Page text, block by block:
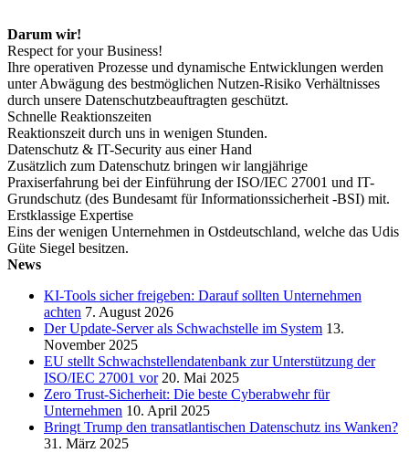
Darum wir!
Respect for your Business!
Ihre operativen Prozesse und dynamische Entwicklungen werden
unter Abwägung des bestmöglichen Nutzen-Risiko Verhältnisses
durch unsere Datenschutzbeauftragten geschützt.
Schnelle Reaktionszeiten
Reaktionszeit durch uns in wenigen Stunden.
Datenschutz & IT-Security aus einer Hand
Zusätzlich zum Datenschutz bringen wir langjährige
Praxiserfahrung bei der Einführung der ISO/IEC 27001 und IT-
Grundschutz (des Bundesamt für Informationssicherheit -BSI) mit.
Erstklassige Expertise
Eins der wenigen Unternehmen in Ostdeutschland, welche das Udis
Güte Siegel besitzen.
News
KI-Tools sicher freigeben: Darauf sollten Unternehmen
achten 7. August 2026
Der Update-Server als Schwachstelle im System 13.
November 2025
EU stellt Schwachstellendatenbank zur Unterstützung der
ISO/IEC 27001 vor 20. Mai 2025
Zero Trust-Sicherheit: Die beste Cyberabwehr für
Unternehmen 10. April 2025
Bringt Trump den transatlantischen Datenschutz ins Wanken?
31. März 2025